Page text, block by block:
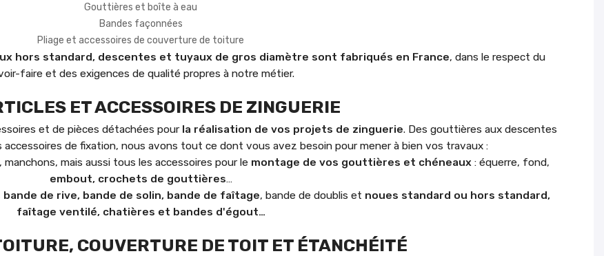
Gouttières et boîte à eau
Bandes façonnées
Pliage et accessoires de couverture de toiture
hors standard, descentes et tuyaux de gros diamètre sont fabriqués en France, dans le respect du
faire et des exigences de qualité propres à notre métier.
ET ACCESSOIRES DE ZINGUERIE
et de pièces détachées pour la réalisation de vos projets de zinguerie. Des gouttières aux descentes
accessoires de fixation, nous avons tout ce dont vous avez besoin pour mener à bien vos travaux :
, manchons, mais aussi tous les accessoires pour le montage de vos gouttières et chéneaux: équerre, fond,
embout, crochets de gouttières…
bande de rive, bande de solin, bande de faîtage, bande de doublis et noues standard ou hors standard,
faîtage ventilé, chatières et bandes d'égout…
COUVERTURE DE TOIT ET ÉTANCHÉITÉ